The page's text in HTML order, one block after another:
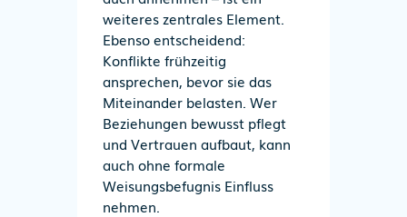
weiteres zentrales Element.
Ebenso entscheidend:
Konflikte frühzeitig
ansprechen, bevor sie das
Miteinander belasten. Wer
Beziehungen bewusst pflegt
und Vertrauen aufbaut, kann
auch ohne formale
Weisungsbefugnis Einfluss
nehmen.